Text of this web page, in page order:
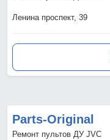
Ленина проспект, 39
Parts-Original
Ремонт пультов ДУ JVC